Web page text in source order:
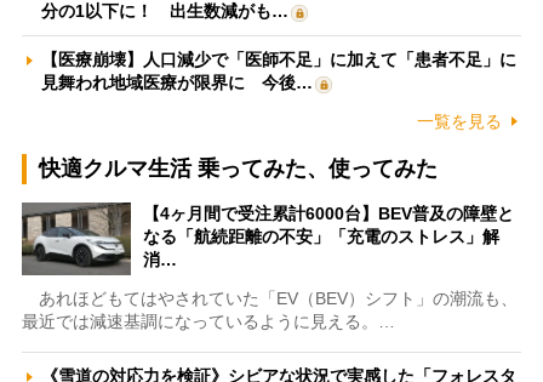
分の1以下に！ 出生数減がも…
【医療崩壊】人口減少で「医師不足」に加えて「患者不足」に
見舞われ地域医療が限界に 今後…
一覧を見る
快適クルマ生活 乗ってみた、使ってみた
【4ヶ月間で受注累計6000台】BEV普及の障壁と
なる「航続距離の不安」「充電のストレス」解
消…
あれほどもてはやされていた「EV（BEV）シフト」の潮流も、
最近では減速基調になっているように見える。…
《雪道の対応力を検証》シビアな状況で実感した「フォレスタ